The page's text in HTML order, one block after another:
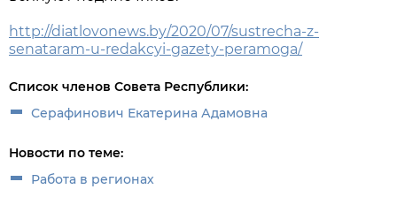
http://diatlovonews.by/2020/07/sustrecha-z-
senataram-u-redakcyi-gazety-peramoga/
Список членов Совета Республики:
Серафинович Екатерина Адамовна
Новости по теме:
Работа в регионах